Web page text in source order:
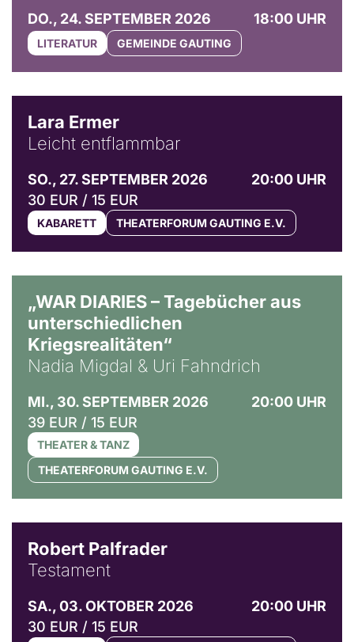
DO., 24. SEPTEMBER 2026 18:00 UHR
LITERATUR GEMEINDE GAUTING
Lara Ermer
Leicht entflammbar
SO., 27. SEPTEMBER 2026
20:00 UHR
30 EUR / 15 EUR
KABARETT THEATERFORUM GAUTING E.V.
„WAR DIARIES – Tagebücher aus
unterschiedlichen
Kriegsrealitäten“
Nadia Migdal & Uri Fahndrich
MI., 30. SEPTEMBER 2026
20:00 UHR
39 EUR / 15 EUR
THEATER & TANZ
THEATERFORUM GAUTING E.V.
Robert Palfrader
Testament
SA., 03. OKTOBER 2026
20:00 UHR
30 EUR / 15 EUR